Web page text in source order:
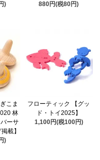
)
880円(税80円)
こま
林
ーサ
載】
)
フローティック 【グッ
ド・トイ2025】
1,100円(税100円)